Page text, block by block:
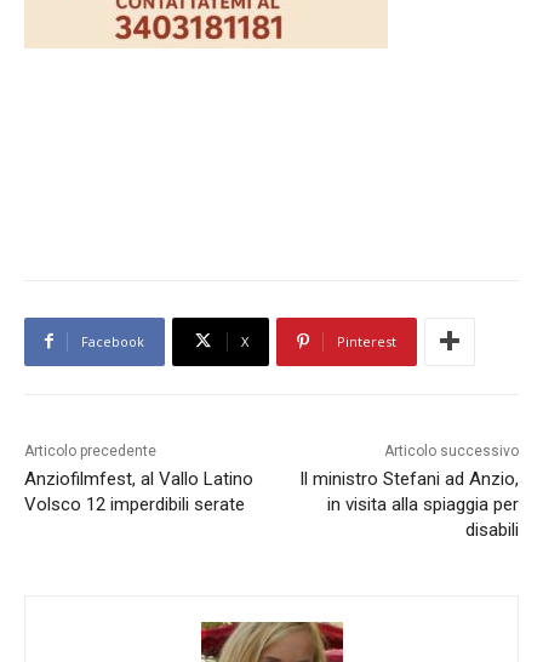
Facebook X Pinterest
Articolo precedente
Anziofilmfest, al Vallo Latino
Volsco 12 imperdibili serate
Articolo successivo
Il ministro Stefani ad Anzio,
in visita alla spiaggia per
disabili